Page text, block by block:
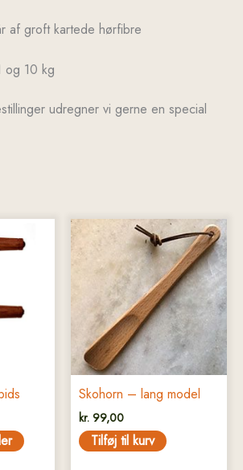
af groft kartede hørfibre
og 10 kg
udregner vi gerne en special
Skohorn – lang model
kr. 99,00
Tilføj til kurv